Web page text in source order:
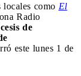
como El
Radio
de
este lunes 1 de